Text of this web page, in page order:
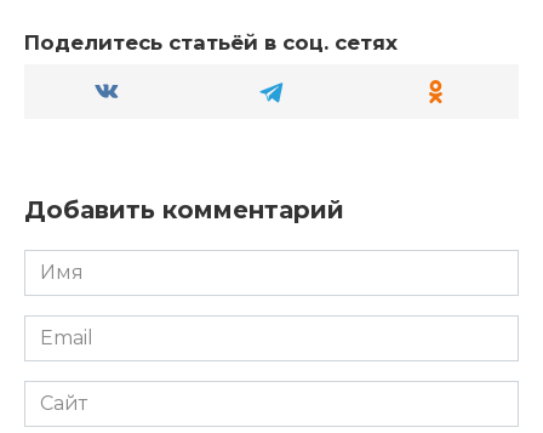
Поделитесь статьёй в соц. сетях
Добавить комментарий
Имя
*
Email
*
Сайт